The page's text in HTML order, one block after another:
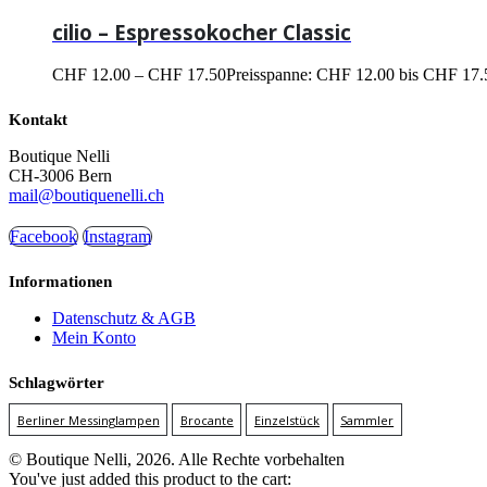
cilio – Espressokocher Classic
CHF 12.00 – CHF 17.50Preisspanne: CHF 12.00 bis CHF
Kontakt
Boutique Nelli
CH-3006 Bern
mail@boutiquenelli.ch
Facebook Instagram
Informationen
Datenschutz & AGB
Mein Konto
Schlagwörter
Berliner Messinglampen Brocante Einzelstück Sammler
© Boutique Nelli, 2026. Alle Rechte vorbehalten
You've just added this product to the cart: